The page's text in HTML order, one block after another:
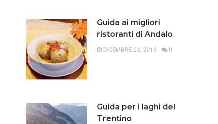
Guida ai migliori
ristoranti di Andalo
DICEMBRE 23, 2019 0
Guida per i laghi del
Trentino